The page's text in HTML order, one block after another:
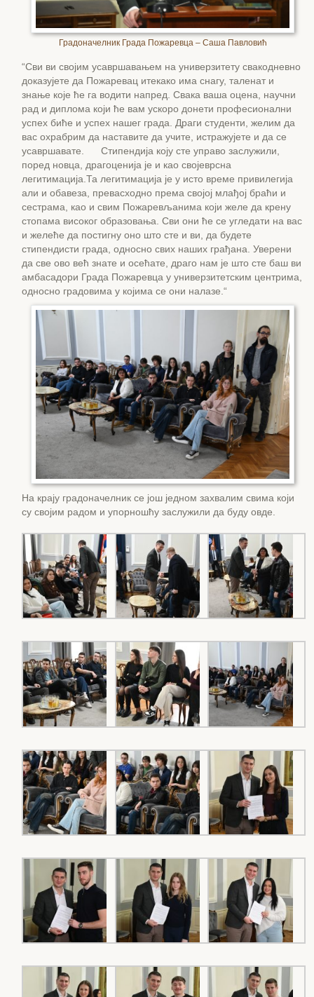
Градоначелник Града Пожаревца – Саша Павловић
“Сви ви својим усавршавањем на универзитету свакодневно
доказујете да Пожаревац итекако има снагу, таленат и
знање које ће га водити напред. Свака ваша оцена, научни
рад и диплома који ће вам ускоро донети професионални
успех биће и успех нашег града. Драги студенти, желим да
вас охрабрим да наставите да учите, истражујете и да се
усавршавате. Стипендија коју сте управо заслужили,
поред новца, драгоценија је и као својеврсна
легитимација.Та легитимација је у исто време привилегија
али и обавеза, превасходно према својој млађој браћи и
сестрама, као и свим Пожаревљанима који желе да крену
стопама високог образовања. Сви они ће се угледати на вас
и желеће да постигну оно што сте и ви, да будете
стипендисти града, односно свих наших грађана. Уверени
да све ово већ знате и осећате, драго нам је што сте баш ви
амбасадори Града Пожаревца у универзитетским центрима,
односно градовима у којима се они налазе.“
На крају градоначелник се још једном захвалим свима који
су својим радом и упорношћу заслужили да буду овде.